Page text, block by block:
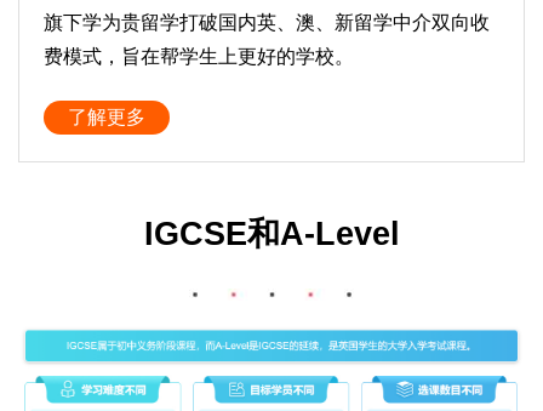
旗下学为贵留学打破国内英、澳、新留学中介双向收
费模式，旨在帮学生上更好的学校。
了解更多
IGCSE和A-Level